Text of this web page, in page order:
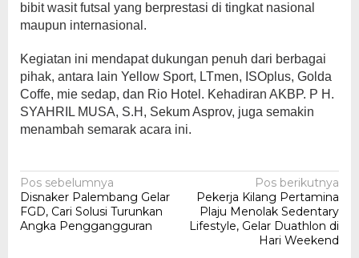
bibit wasit futsal yang berprestasi di tingkat nasional
maupun internasional.
Kegiatan ini mendapat dukungan penuh dari berbagai
pihak, antara lain Yellow Sport, LTmen, ISOplus, Golda
Coffe, mie sedap, dan Rio Hotel. Kehadiran AKBP. P H.
SYAHRIL MUSA, S.H, Sekum Asprov, juga semakin
menambah semarak acara ini.
Navigasi
pos
Pos sebelumnya
Disnaker Palembang Gelar
FGD, Cari Solusi Turunkan
Angka Penggangguran
Pos berikutnya
Pekerja Kilang Pertamina
Plaju Menolak Sedentary
Lifestyle, Gelar Duathlon di
Hari Weekend